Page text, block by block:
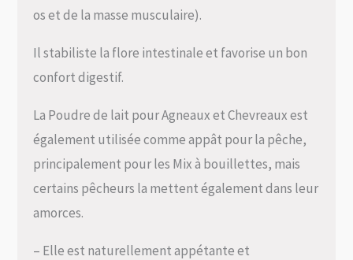
os et de la masse musculaire).
Il stabiliste la flore intestinale et favorise un bon
confort digestif.
La Poudre de lait pour Agneaux et Chevreaux est
également utilisée comme appât pour la pêche,
principalement pour les Mix à bouillettes, mais
certains pêcheurs la mettent également dans leur
amorces.
– Elle est naturellement appétante et